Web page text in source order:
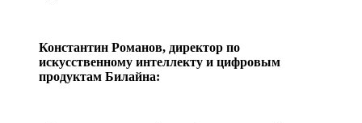
Константин Романов, директор по
искусственному интеллекту и цифровым
продуктам Билайна: